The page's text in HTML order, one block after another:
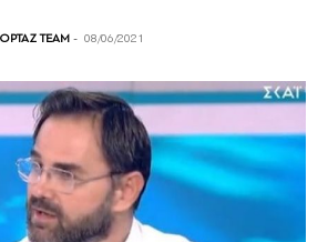
TEAM - 08/06/2021